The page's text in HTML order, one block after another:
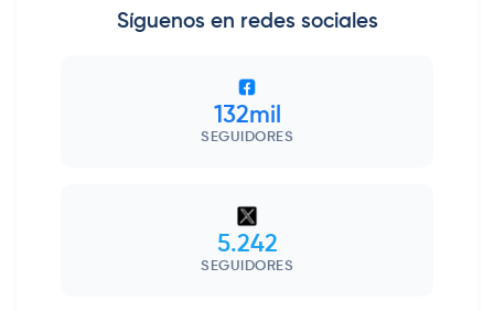
Síguenos en redes sociales
132mil
SEGUIDORES
5.242
SEGUIDORES